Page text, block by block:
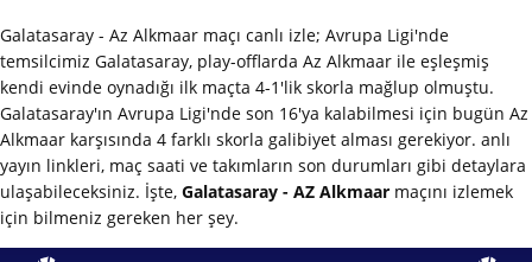
Galatasaray - Az Alkmaar maçı canlı izle; Avrupa Ligi'nde
temsilcimiz Galatasaray, play-offlarda Az Alkmaar ile eşleşmiş
kendi evinde oynadığı ilk maçta 4-1'lik skorla mağlup olmuştu.
Galatasaray'ın Avrupa Ligi'nde son 16'ya kalabilmesi için bugün Az
Alkmaar karşısında 4 farklı skorla galibiyet alması gerekiyor. anlı
yayın linkleri, maç saati ve takımların son durumları gibi detaylara
ulaşabileceksiniz. İşte, Galatasaray - AZ Alkmaar maçını izlemek
için bilmeniz gereken her şey.